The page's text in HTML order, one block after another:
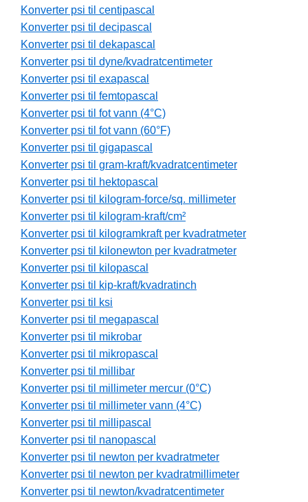
Konverter psi til centipascal
Konverter psi til decipascal
Konverter psi til dekapascal
Konverter psi til dyne/kvadratcentimeter
Konverter psi til exapascal
Konverter psi til femtopascal
Konverter psi til fot vann (4°C)
Konverter psi til fot vann (60°F)
Konverter psi til gigapascal
Konverter psi til gram-kraft/kvadratcentimeter
Konverter psi til hektopascal
Konverter psi til kilogram-force/sq. millimeter
Konverter psi til kilogram-kraft/cm²
Konverter psi til kilogramkraft per kvadratmeter
Konverter psi til kilonewton per kvadratmeter
Konverter psi til kilopascal
Konverter psi til kip-kraft/kvadratinch
Konverter psi til ksi
Konverter psi til megapascal
Konverter psi til mikrobar
Konverter psi til mikropascal
Konverter psi til millibar
Konverter psi til millimeter mercur (0°C)
Konverter psi til millimeter vann (4°C)
Konverter psi til millipascal
Konverter psi til nanopascal
Konverter psi til newton per kvadratmeter
Konverter psi til newton per kvadratmillimeter
Konverter psi til newton/kvadratcentimeter